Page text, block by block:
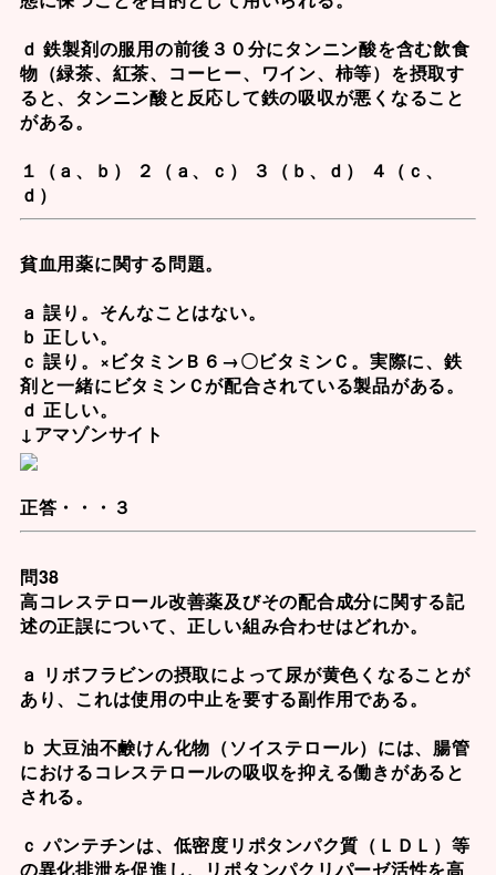
ｄ 鉄製剤の服用の前後３０分にタンニン酸を含む飲食
物（緑茶、紅茶、コーヒー、ワイン、柿等）を摂取す
ると、タンニン酸と反応して鉄の吸収が悪くなること
がある。
１（ａ、ｂ） ２（ａ、ｃ） ３（ｂ、ｄ） ４（ｃ、
ｄ）
貧血用薬に関する問題。
ａ 誤り。そんなことはない。
ｂ 正しい。
ｃ 誤り。×ビタミンＢ６ →〇ビタミンＣ 。実際に、鉄
剤と一緒に ビタミンＣが配合されている製品がある。
ｄ 正しい。
↓アマゾンサイト
正答・・・３
問38
高コレステロール改善薬及びその配合成分に関する記
述の正誤について、正しい組み合わせはどれか。
ａ リボフラビンの摂取によって尿が黄色くなることが
あり、これは使用の中止を要する副作用である。
ｂ 大豆油不鹸けん化物（ソイステロール）には、腸管
におけるコレステロールの吸収を抑える働きがあると
される。
ｃ パンテチンは、低密度リポタンパク質（ＬＤＬ）等
の異化排泄を促進し、リポタンパクリパーゼ活性を高